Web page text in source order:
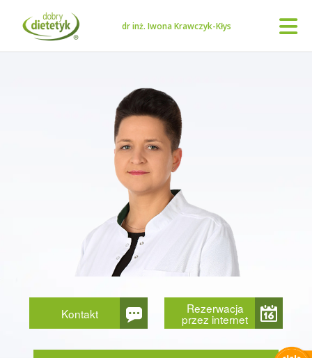
dr inż. Iwona Krawczyk-Kłys
Kontakt Rezerwacja
przez internet